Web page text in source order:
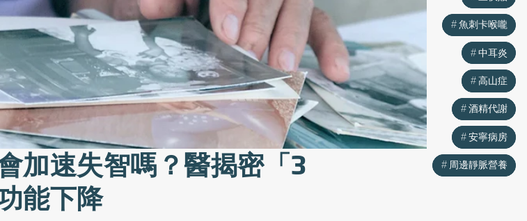
加速失智嗎？醫揭密「3
能下降
魚刺卡喉嚨
中耳炎
高山症
酒精代謝
安寧病房
周邊靜脈營養
魚刺卡喉嚨
中耳炎
高山症
酒精代謝
安寧病房
周邊靜脈營養